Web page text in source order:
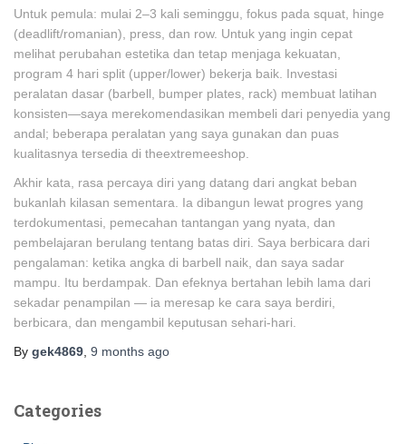
Untuk pemula: mulai 2–3 kali seminggu, fokus pada squat, hinge
(deadlift/romanian), press, dan row. Untuk yang ingin cepat
melihat perubahan estetika dan tetap menjaga kekuatan,
program 4 hari split (upper/lower) bekerja baik. Investasi
peralatan dasar (barbell, bumper plates, rack) membuat latihan
konsisten—saya merekomendasikan membeli dari penyedia yang
andal; beberapa peralatan yang saya gunakan dan puas
kualitasnya tersedia di theextremeeshop.
Akhir kata, rasa percaya diri yang datang dari angkat beban
bukanlah kilasan sementara. Ia dibangun lewat progres yang
terdokumentasi, pemecahan tantangan yang nyata, dan
pembelajaran berulang tentang batas diri. Saya berbicara dari
pengalaman: ketika angka di barbell naik, dan saya sadar
mampu. Itu berdampak. Dan efeknya bertahan lebih lama dari
sekadar penampilan — ia meresap ke cara saya berdiri,
berbicara, dan mengambil keputusan sehari-hari.
By gek4869 9 months ago
Categories